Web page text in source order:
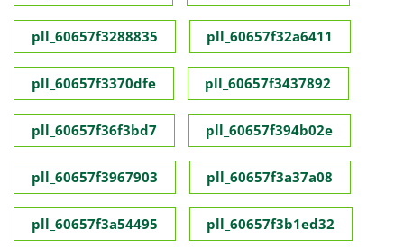
pll_60657f3288835 pll_60657f32a6411
pll_60657f3370dfe pll_60657f3437892
pll_60657f36f3bd7 pll_60657f394b02e
pll_60657f3967903 pll_60657f3a37a08
pll_60657f3a54495 pll_60657f3b1ed32